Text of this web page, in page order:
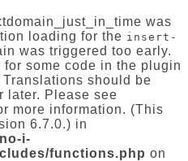
was
loading for the insert-
was triggered too early.
some code in the plugin
should be
later. Please see
more information. (This
6.7.0.) in
i-
functions.php on